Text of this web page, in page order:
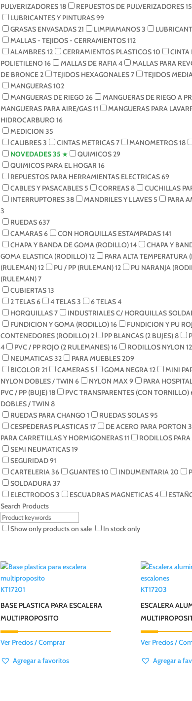
PULVERIZADORES18 REPUESTOS DE PULVERIZADORES15
LUBRICANTES Y PINTURAS99
GRASAS ENVASADAS21 LIMPIAMANOS3
MALLAS - TEJIDOS - CERRAMIENTOS112
ALAMBRES12 CERRAMIENTOS PLASTICOS10 CINTA
POLIETILENO 16 MALLAS DE RAFIA4 MALLAS PARA
DE BRONCE2 TEJIDOS HEXAGONALES7 TEJIDOS
MANGUERAS102
MANGUERAS DE RIEGO 26 MANGUERAS DE RIEGO A
MANGUERAS PARA AIRE/GAS11 MANGUERAS PARA
HIDROCARBURO 16
MEDICION 35
CALIBRES3 CINTAS METRICAS7 MANOMETROS18
NOVEDADES35 QUIMICOS29
QUIMICOS PARA EL HOGAR 16
REPUESTOS PARA HERRAMIENTAS ELECTRICAS69
CABLES Y PASACABLES 5 CORREAS 8 CUCHILLAS
INTERRUPTORES38 MANDRILES Y LLAVES 5 PARA
3
RUEDAS637
CAMARAS6 CON HORQUILLAS ESTAMPADAS141
CHAPA Y BANDA DE GOMA (RODILLO)14 CHAPA Y
GOMA ELASTICA (RODILLO)12 PARA ALTA TEMPERATURA
(RULEMAN)12 PU / PP (RULEMAN)12 PU NARANJA
(RULEMAN)7
CUBIERTAS13
2 TELAS6 4 TELAS3 6 TELAS4
HORQUILLAS7 INDUSTRIALES C/ HORQUILLAS
FUNDICION Y GOMA (RODILLO)16 FUNDICION Y PU
CONTENEDORES (RODILLO)2 PP BLANCAS (2 BUJES) 8
4
PVC / PP ROJO (2 RULEMANES)16 RODILLOS NYLON 12
NEUMATICAS32 PARA MUEBLES209
BICOLOR 21 CAMERAS 5 GOMA NEGRA12 MINI
NYLON DOBLES / TWIN 6 NYLON MAX9 PARA
PVC / PP (BUJE)18 PVC TRANSPARENTES (CON TORNILLO)
DOBLES / TWIN 8
RUEDAS PARA CHANGO 1 RUEDAS SOLAS95
CESPEDERAS PLASTICAS17 DE ACERO PARA PORTON
PARA CARRETILLAS Y HORMIGONERAS11 RODILLOS
SEMI NEUMATICAS19
SEGURIDAD91
CARTELERIA36 GUANTES10 INDUMENTARIA20
SOLDADURA37
ELECTRODOS3 ESCUADRAS MAGNETICAS4
Search Products
Show only products on sale In stock only
KT17201
BASE PLASTICA PARA ESCALERA
MULTIPROPOSITO
Ver Precios / Comprar
Agregar a favoritos
KT17203
ESCALERA
Ver Precios /
Agregar a